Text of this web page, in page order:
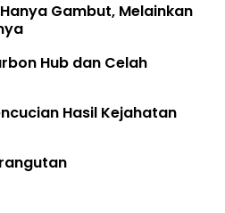
Gambut, Melainkan
Hub dan Celah
Hasil Kejahatan